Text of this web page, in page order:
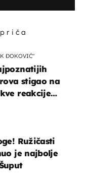
ĐOKOVIĆ"
stigao na
reakcije
Ružičasti
je najbolje